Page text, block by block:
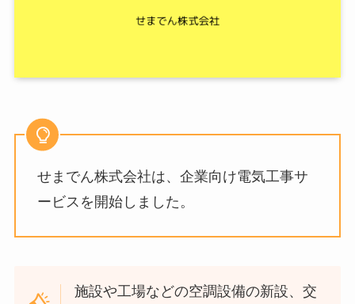
せまでん株式会社は、企業向け電気工事サ
ービスを開始しました。
施設や工場などの空調設備の新設、交